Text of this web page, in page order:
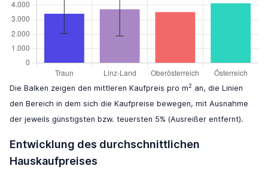
Die Balken zeigen den mittleren Kaufpreis pro m2 an, die Linien
den Bereich in dem sich die Kaufpreise bewegen, mit Ausnahme
der jeweils günstigsten bzw. teuersten 5% (Ausreißer entfernt).
Entwicklung des durchschnittlichen
Hauskaufpreises